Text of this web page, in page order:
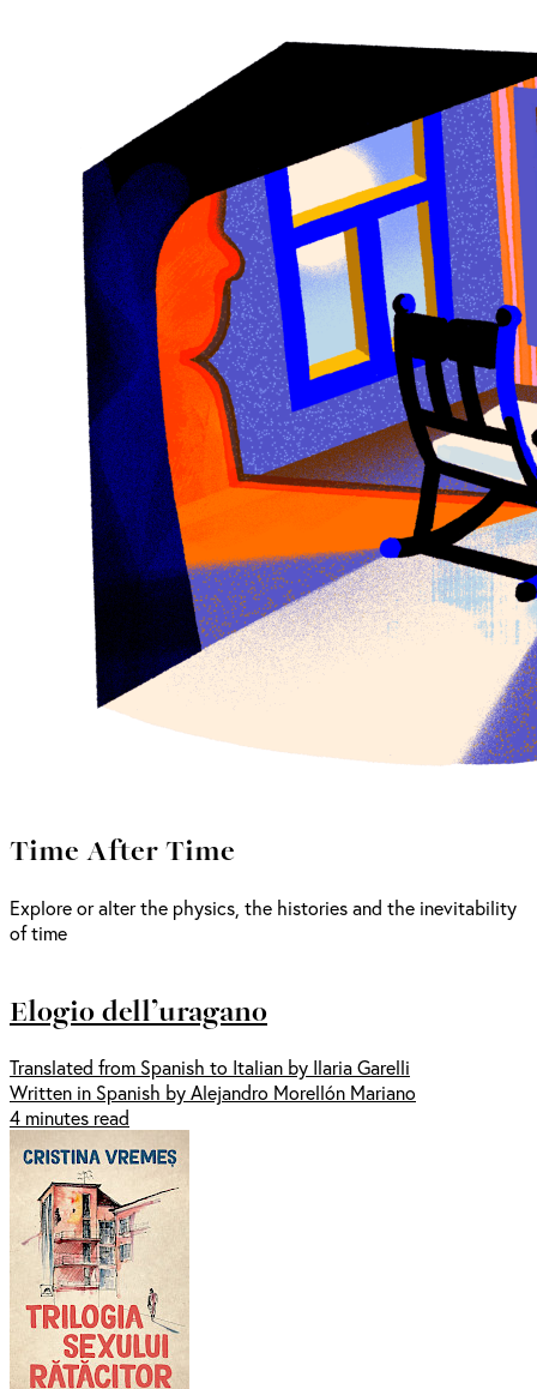
Time After Time
Explore or alter the physics, the histories and the inevitability
of time
Elogio dell’uragano
Translated from Spanish to Italian by Ilaria Garelli
Written in Spanish by Alejandro Morellón Mariano
4 minutes read